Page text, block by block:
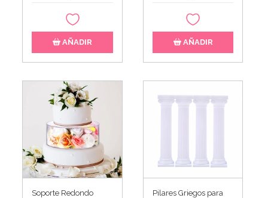
AÑADIR AÑADIR
Soporte Redondo
Pilares Griegos para